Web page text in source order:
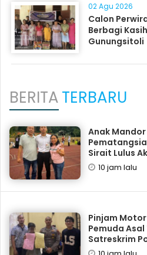
02 Agu 2026
Calon
Berbagi
Gunungsitoli
BERITATERBARU
Anak
Sirait Lulus
10 jam lalu
Pinjam
Pemuda
Satreskrim